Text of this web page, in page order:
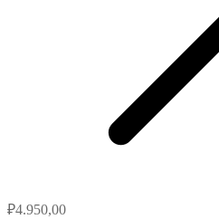
₽4.950,00